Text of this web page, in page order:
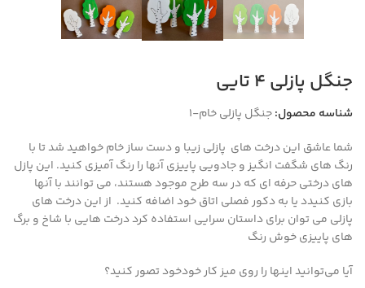
جنگل پازلی ۴ تایی
شناسه محصول:جنگل پازلی خام-1
شما عاشق این درخت های پازلی زیبا و دست ساز خام خواهید شد تا با
رنگ های شگفت انگیز و جادویی پاییزی آنها را رنگ آمیزی کنید. این پازل
های درختی حرفه ای که در سه طرح موجود هستند، می توانند با آنها
بازی کنیدد یا به دکور فصلی اتاق خود اضافه کنید. از این درخت های
پازلی می توان برای داستان سرایی استفاده کرد درخت هایی با شاخ و برگ
های پاییزی خوش رنگ
آیا می‌توانید اینها را روی میز کار خودخود تصور کنید؟